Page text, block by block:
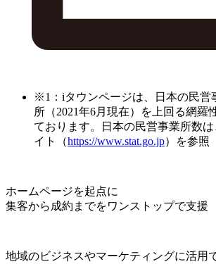
※1：iタウンページは、日本の民営
所（2021年6月現在）を上回る網羅
ております。日本の民営事業所数
イト（https://www.stat.go.jp）を参照
ホームページを起点に
集客から成約までをワンストップで支援
地域のビジネスやマーケティングに活用